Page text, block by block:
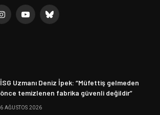
InstagramYouTubeBluesky
İSG Uzmanı Deniz İpek: “Müfettiş gelmeden
önce temizlenen fabrika güvenli değildir”
6 AĞUSTOS 2026